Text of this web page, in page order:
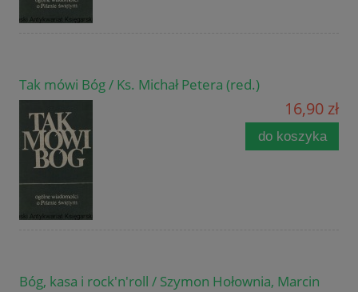
Tak mówi Bóg / Ks. Michał Petera (red.)
16,90 zł
do koszyka
Bóg, kasa i rock'n'roll / Szymon Hołownia, Marcin